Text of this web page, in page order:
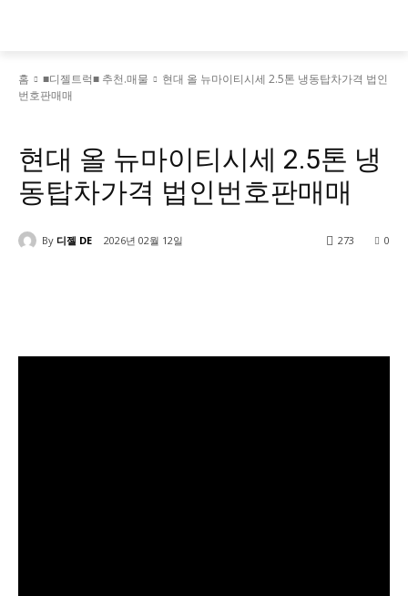
홈 ■디젤트럭■ 추천.매물
현대 올 뉴마이티시세 2.5톤 냉동탑차가격 법인
번호판매매
현대 올 뉴마이티시세 2.5톤 냉
동탑차가격 법인번호판매매
By 디젤 DE 2026년 02월 12일 0
273